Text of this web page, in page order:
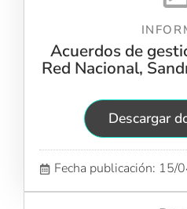
Acuerdos de
Red Nacional,
Descargar
Fecha publicación: